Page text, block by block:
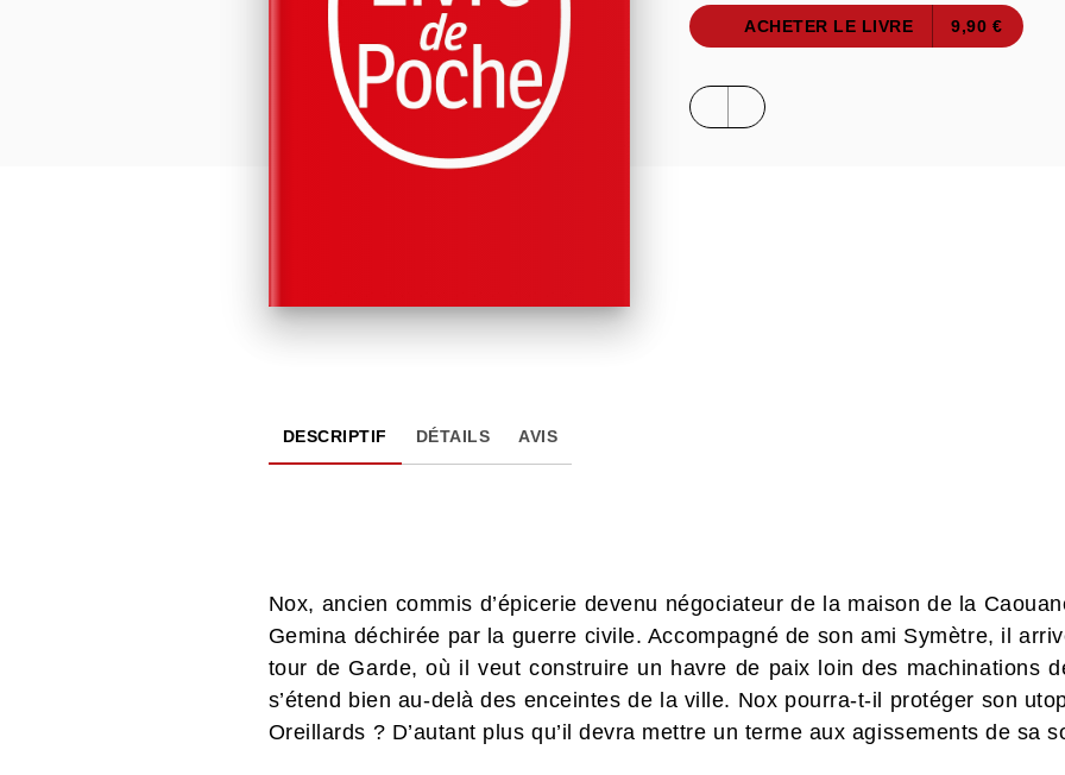
ACHETER LE LIVRE 9,90 €
DESCRIPTIF DÉTAILS AVIS
Nox, ancien commis d’épicerie devenu négociateur de la maison de la
Gemina déchirée par la guerre civile. Accompagné de son ami Symètre, il
tour de Garde, où il veut construire un havre de paix loin des machinations
s’étend bien au-delà des enceintes de la ville. Nox pourra-t-il protéger son
Oreillards ? D’autant plus qu’il devra mettre un terme aux agissements de